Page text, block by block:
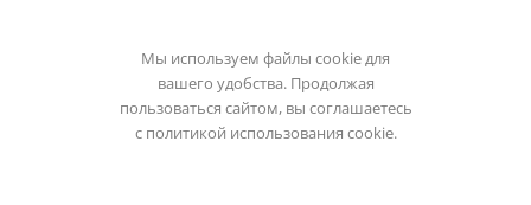
Мы используем файлы cookie для
вашего удобства. Продолжая
пользоваться сайтом, вы соглашаетесь
с политикой использования cookie.